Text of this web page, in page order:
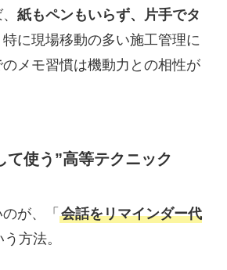
紙もペンもいらず、片手でタ
特に現場移動の多い施工管理に
メモ習慣は機動力との相性が
て使う”高等テクニック
が、「 会話をリマインダー代
方法。